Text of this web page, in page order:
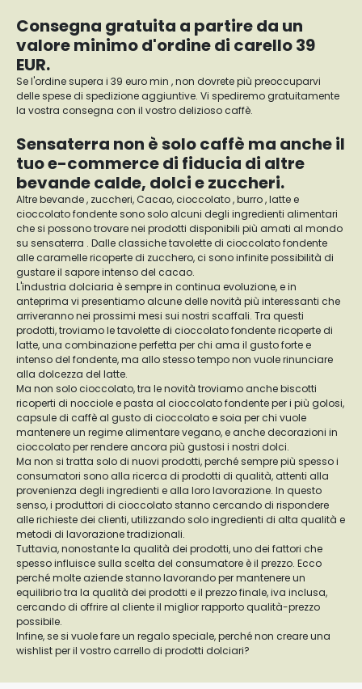
Consegna gratuita a partire da un
valore minimo d'ordine di carello 39
EUR.
Se l'ordine supera i 39 euro min , non dovrete più preoccuparvi
delle spese di spedizione aggiuntive. Vi spediremo gratuitamente
la vostra consegna con il vostro delizioso caffè.
Sensaterra non è solo caffè ma anche il
tuo e-commerce di fiducia di altre
bevande calde, dolci e zuccheri.
Altre bevande , zuccheri, Cacao, cioccolato , burro , latte e
cioccolato fondente sono solo alcuni degli ingredienti alimentari
che si possono trovare nei prodotti disponibili più amati al mondo
su sensaterra . Dalle classiche tavolette di cioccolato fondente
alle caramelle ricoperte di zucchero, ci sono infinite possibilità di
gustare il sapore intenso del cacao.
L'industria dolciaria è sempre in continua evoluzione, e in
anteprima vi presentiamo alcune delle novità più interessanti che
arriveranno nei prossimi mesi sui nostri scaffali. Tra questi
prodotti, troviamo le tavolette di cioccolato fondente ricoperte di
latte, una combinazione perfetta per chi ama il gusto forte e
intenso del fondente, ma allo stesso tempo non vuole rinunciare
alla dolcezza del latte.
Ma non solo cioccolato, tra le novità troviamo anche biscotti
ricoperti di nocciole e pasta al cioccolato fondente per i più golosi,
capsule di caffè al gusto di cioccolato e soia per chi vuole
mantenere un regime alimentare vegano, e anche decorazioni in
cioccolato per rendere ancora più gustosi i nostri dolci.
Ma non si tratta solo di nuovi prodotti, perché sempre più spesso i
consumatori sono alla ricerca di prodotti di qualità, attenti alla
provenienza degli ingredienti e alla loro lavorazione. In questo
senso, i produttori di cioccolato stanno cercando di rispondere
alle richieste dei clienti, utilizzando solo ingredienti di alta qualità e
metodi di lavorazione tradizionali.
Tuttavia, nonostante la qualità dei prodotti, uno dei fattori che
spesso influisce sulla scelta del consumatore è il prezzo. Ecco
perché molte aziende stanno lavorando per mantenere un
equilibrio tra la qualità dei prodotti e il prezzo finale, iva inclusa,
cercando di offrire al cliente il miglior rapporto qualità-prezzo
possibile.
Infine, se si vuole fare un regalo speciale, perché non creare una
wishlist per il vostro carrello di prodotti dolciari?